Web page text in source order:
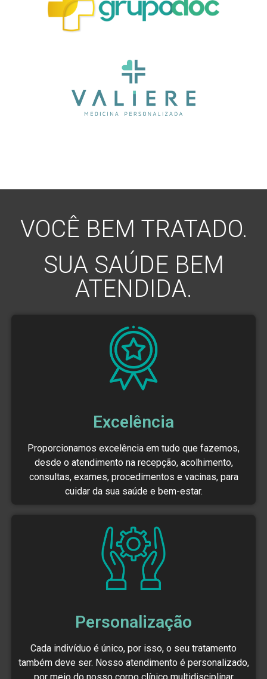
VOCÊ BEM TRATADO.
SUA SAÚDE BEM
ATENDIDA.
Excelência
Proporcionamos excelência em tudo que fazemos,
desde o atendimento na recepção, acolhimento,
consultas, exames, procedimentos e vacinas, para
cuidar da sua saúde e bem-estar.
Personalização
Cada indivíduo é único, por isso, o seu tratamento
também deve ser. Nosso atendimento é personalizado,